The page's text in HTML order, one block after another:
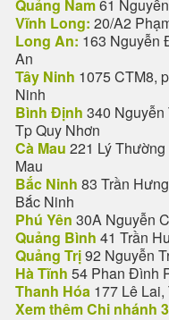
Quảng Nam61
Vĩnh Long: 20/A2
Long An: 163 Nguyễn
An
Tây Ninh 1075 CTM8,
Ninh
Bình Định 340 Nguyễn
Tp Quy Nhơn
Cà Mau 221 Lý
Mau
Bắc Ninh 83 Trần
Bắc Ninh
Phú Yên 30A Nguyễn
Quảng Bình 41 Trần
Quảng Trị92 Nguyễn
Hà Tĩnh 54 Phan Đình
Thanh Hóa 177 Lê
Xem thêm Chi nhánh